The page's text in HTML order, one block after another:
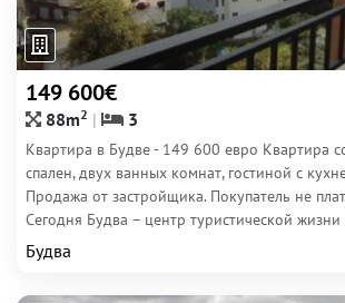
149 600€
88m2 3
Квартира в Будве - 149 600 евро Квартира
спален, двух ванных комнат, гостиной с
Продажа от застройщика. Покупатель не
Сегодня Будва – центр туристической
Будва